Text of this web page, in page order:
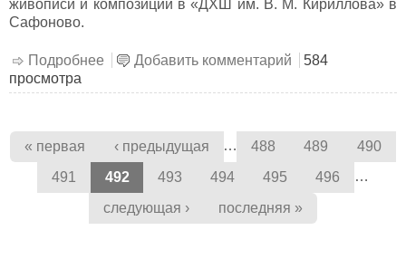
живописи и композиции в «ДХШ им. В. М. Кириллова» в
Сафоново.
Подробнее о Магия акварели
Добавить комментарий
584
просмотра
Страницы
« первая ‹ предыдущая … 488 489
490
491
492 493 494 495 496 …
следующая › последняя »